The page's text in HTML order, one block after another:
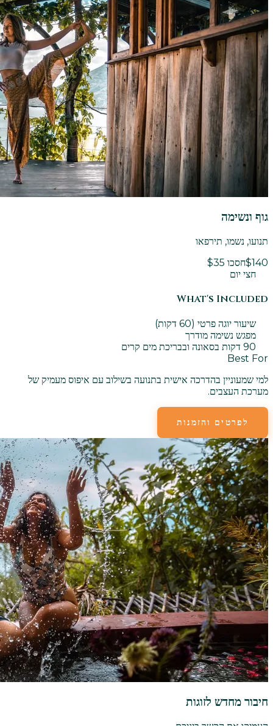
גוף ונשימה
תנועו, נשמו, תירפאו
$140חסכו $35
חצי יום
What's Included
שיעור יוגה פרטי (60 דקות)
מפגש נשימה מודרך
90 דקות בסאונה ובבריכת מים קרים
Best For
למי שמעוניין בהדרכה אישית בתנועה בשילוב עם איפוס מעמיק של
מערכת העצבים.
לפרטים והזמנות
חיבור מחדש לזוגות